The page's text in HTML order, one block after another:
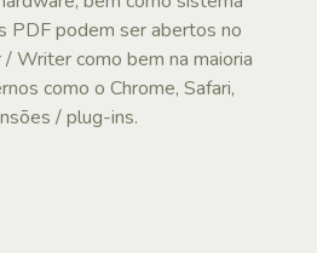
PDF podem ser abertos no
Writer como bem na maioria
como o Chrome, Safari,
/ plug-ins.